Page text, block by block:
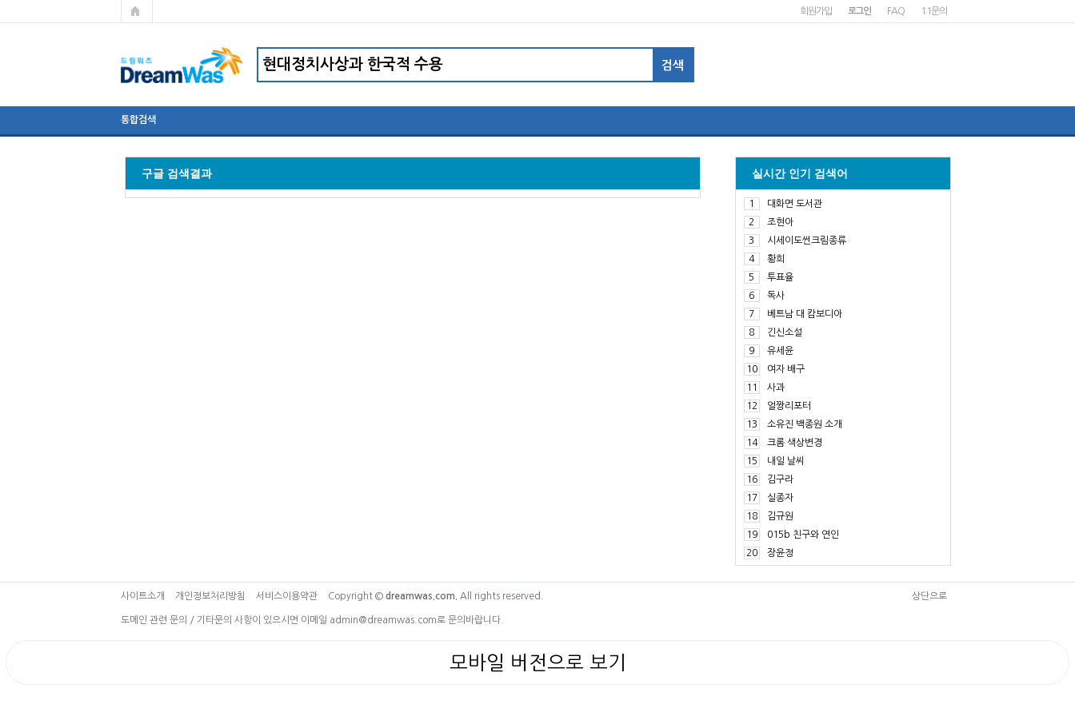
회원가입 로그인 FAQ 1:1문의
통합검색
실시간 인기 검색어
1
대화면 도서관
2
조현아
3
시세이도썬크림종류
4
황희
5
투표율
6
독사
7
베트남 대 캄보디아
8
긴신소설
9
유세윤
10
여자 배구
11
사과
12
얼짱리포터
13
소유진 백종원 소개
14
크롬 색상변경
15
내일 날씨
16
김구라
17
실종자
18
김규원
19
015b 친구와 연인
20
장윤정
구글 검색결과
사이트소개 개인정보처리방침 서비스이용약관 Copyright © dreamwas.com. All rights reserved. 상단으로
도메인 관련 문의 / 기타문의 사항이 있으시면 이메일 admin@dreamwas.com로 문의바랍니다.
모바일 버전으로 보기